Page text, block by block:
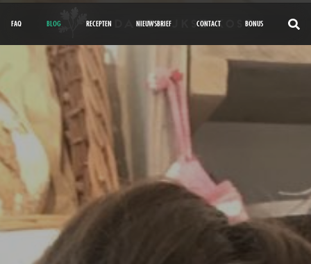
FAQ BLOG RECEPTEN NIEUWSBRIEF CONTACT BONUS